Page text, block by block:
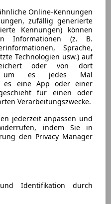
Online-Kennungen
zufällig generierte
Kennungen) können
Informationen (z. B.
Sprache,
Technologien usw.) auf
oder von dort
um es jedes Mal
es eine App oder einer
für einen oder
Verarbeitungszwecke.
jederzeit anpassen und
indem Sie in
den Privacy Manager
Identifikation durch